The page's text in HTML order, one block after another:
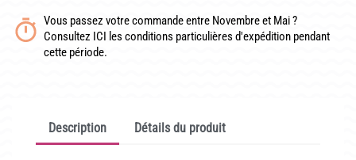
TÉLÉCHARGER UN BON DE COMMANDE VIERGE
Vous passez votre commande entre Novembre et Mai ?
Consultez ICI les conditions particulières d'expédition pendant
cette période.
Description Détails du produit